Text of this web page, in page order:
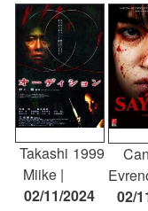
Takashi
Miike
1999
02/11/2024
Can
02/